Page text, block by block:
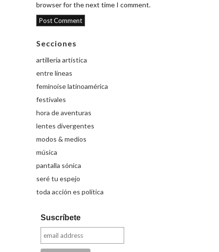
browser for the next time I comment.
Secciones
artillería artística
entre líneas
feminoise latinoamérica
festivales
hora de aventuras
lentes divergentes
modos & medios
música
pantalla sónica
seré tu espejo
toda acción es política
Suscríbete